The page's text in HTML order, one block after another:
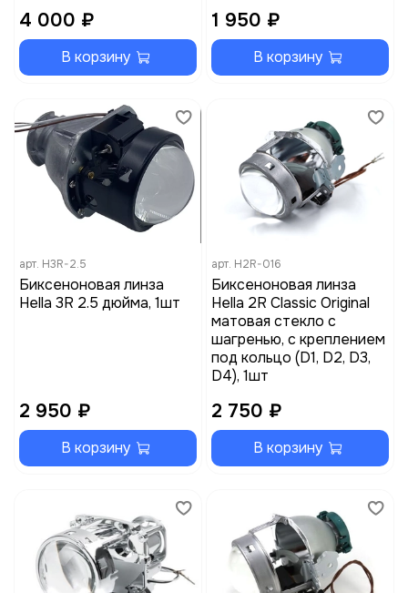
4 000 ₽
В корзину
1 950 ₽
В корзину
арт. H3R-2.5
Биксеноновая линза
Hella 3R 2.5 дюйма, 1шт
2 950 ₽
В корзину
арт. H2R-016
Биксеноновая линза
Hella 2R Classic Original
матовая стекло с
шагренью, с креплением
под кольцо (D1, D2, D3,
D4), 1шт
2 750 ₽
В корзину